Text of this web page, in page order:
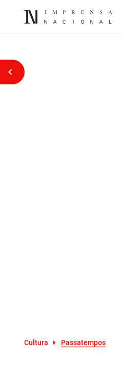
Voltar atrás
Cultura Passatempos